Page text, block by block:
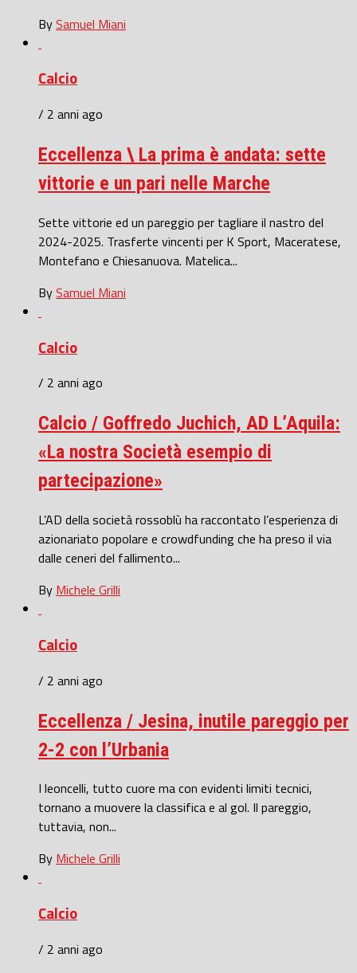
BySamuel Miani
Calcio
/ 2 anni ago
Eccellenza \ La prima è andata: sette
vittorie e un pari nelle Marche
Sette vittorie ed un pareggio per tagliare il nastro del
2024-2025. Trasferte vincenti per K Sport, Maceratese,
Montefano e Chiesanuova. Matelica...
BySamuel Miani
Calcio
/ 2 anni ago
Calcio / Goffredo Juchich, AD L’Aquila:
«La nostra Società esempio di
partecipazione»
L’AD della società rossoblù ha raccontato l’esperienza di
azionariato popolare e crowdfunding che ha preso il via
dalle ceneri del fallimento...
By Michele Grilli
Calcio
/ 2 anni ago
Eccellenza / Jesina, inutile pareggio per
2-2 con l’Urbania
I leoncelli, tutto cuore ma con evidenti limiti tecnici,
tornano a muovere la classifica e al gol. Il pareggio,
tuttavia, non...
By Michele Grilli
Calcio
/ 2 anni ago